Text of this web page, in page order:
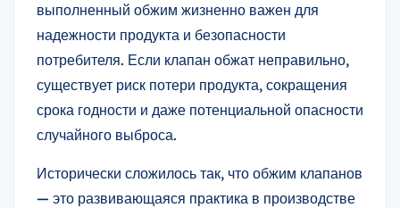
выполненный обжим жизненно важен для
надежности продукта и безопасности
потребителя. Если клапан обжат неправильно,
существует риск потери продукта, сокращения
срока годности и даже потенциальной опасности
случайного выброса.
Исторически сложилось так, что обжим клапанов
— это развивающаяся практика в производстве